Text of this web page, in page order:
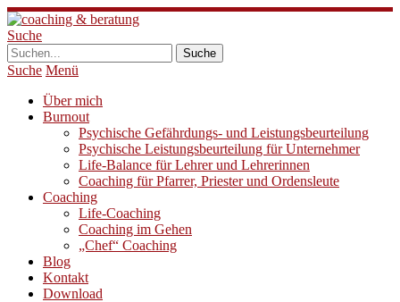
Suche
Suche Menü
Über mich
Burnout
Psychische Gefährdungs- und Leistungsbeurteilung
Psychische Leistungsbeurteilung für Unternehmer
Life-Balance für Lehrer und Lehrerinnen
Coaching für Pfarrer, Priester und Ordensleute
Coaching
Life-Coaching
Coaching im Gehen
„Chef“ Coaching
Blog
Kontakt
Download